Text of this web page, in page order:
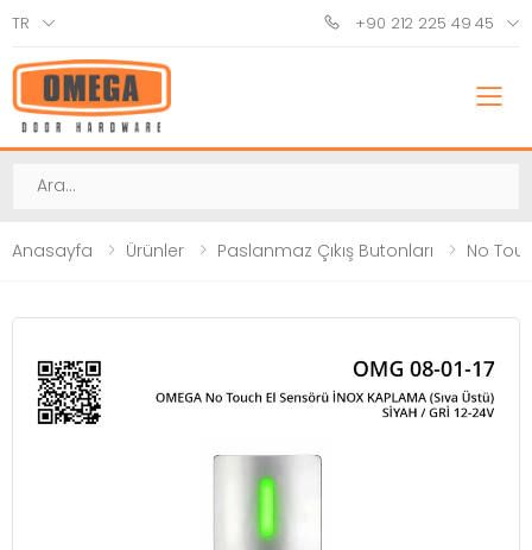
TR +90 212 225 49 45
Ara
Anasayfa Ürünler Paslanmaz Çıkış Butonları No